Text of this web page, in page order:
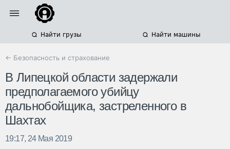
Найти грузы Найти машины
← Безопасность и страхование
В Липецкой области задержали
предполагаемого убийцу
дальнобойщика, застреленного в
Шахтах
19:17, 24 Мая 2019